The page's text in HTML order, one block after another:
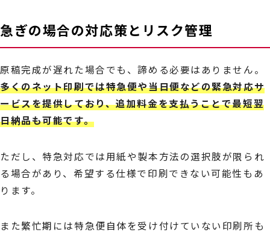
急ぎの場合の対応策とリスク管理
原稿完成が遅れた場合でも、諦める必要はありません。
多くのネット印刷では特急便や当日便などの緊急対応サ
ービスを提供しており、追加料金を支払うことで最短翌
日納品も可能です。
ただし、特急対応では用紙や製本方法の選択肢が限られ
る場合があり、希望する仕様で印刷できない可能性もあ
ります。
また繁忙期には特急便自体を受け付けていない印刷所も